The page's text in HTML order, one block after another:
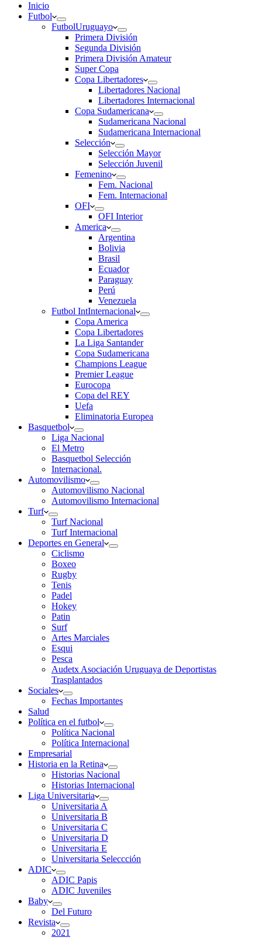
Inicio
Futbol
FutbolUruguayo
Primera División
Segunda División
Primera División Amateur
Super Copa
Copa Libertadores
Libertadores Nacional
Libertadores Internacional
Copa Sudamericana
Sudamericana Nacional
Sudamericana Internacional
Selección
Selección Mayor
Selección Juvenil
Femenino
Fem. Nacional
Fem. Internacional
OFI
OFI Interior
America
Argentina
Bolivia
Brasil
Ecuador
Paraguay
Perú
Venezuela
Futbol IntInternacional
Copa America
Copa Libertadores
La Liga Santander
Copa Sudamericana
Champions League
Premier League
Eurocopa
Copa del REY
Uefa
Eliminatoria Europea
Basquetbol
Liga Nacional
El Metro
Basquetbol Selección
Internacional.
Automovilismo
Automovilismo Nacional
Automovilismo Internacional
Turf
Turf Nacional
Turf Internacional
Deportes en General
Ciclismo
Boxeo
Rugby
Tenis
Padel
Hokey
Patin
Surf
Artes Marciales
Esqui
Pesca
Audetx Asociación Uruguaya de Deportistas
Trasplantados
Sociales
Fechas Importantes
Salud
Política en el futbol
Política Nacional
Política Internacional
Empresarial
Historia en la Retina
Historias Nacional
Historias Internacional
Liga Universitaria
Universitaria A
Universitaria B
Universitaria C
Universitaria D
Universitaria E
Universitaria Seleccción
ADIC
ADIC Papis
ADIC Juveniles
Baby
Del Futuro
Revista
2021